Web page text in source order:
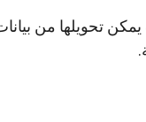
تحويلها من